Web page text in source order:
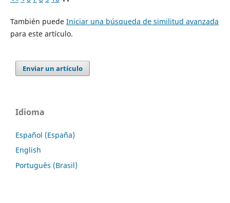
También puede Iniciar una búsqueda de similitud avanzada
para este artículo.
Enviar un artículo
Idioma
Español (España)
English
Português (Brasil)